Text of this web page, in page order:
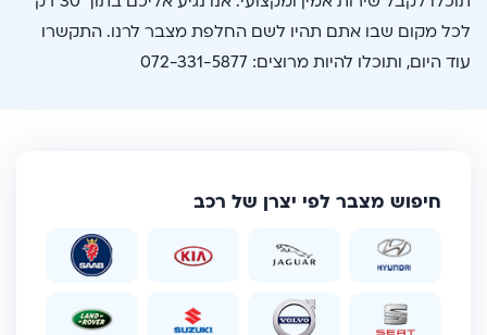
לכל מקום שבו אתם תהיו לשם החלפת מצבר לרנו. התקשרו
עוד היום, ותוכלו להיות מרוצים: 072-331-5877
חיפוש מצבר לפי יצרן של רכב